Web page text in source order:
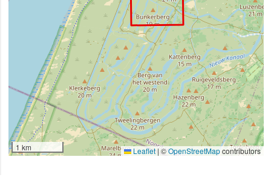
1 km Leaflet | ©OpenStreetMapcontributors